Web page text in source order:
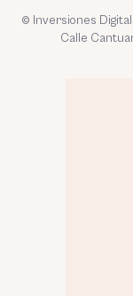
© Inversiones
Calle